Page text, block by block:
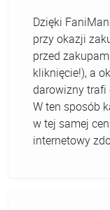
Dzięki
przy okazji
przed
kliknięcie!), a
darowizny trafi
W ten sposób
w tej samej
internetowy